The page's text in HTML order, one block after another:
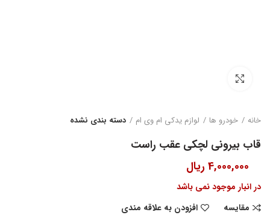
خانه خودرو ها لوازم یدکی ام وی ام دسته بندی نشده
قاب بیرونی لچکی عقب راست
4,000,000 ریال
در انبار موجود نمی باشد
مقایسه
افزودن به علاقه مندی